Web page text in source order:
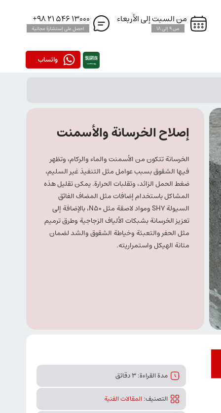
من السبت إلى الأربعاء
من 9 إلى 18
13000 546 21 98+
احصل على إستشارة مجانية
واتساب
إصلاح الخرسانة والأسمنت
الخرسانة تتكون من الأسمنت والماء والركام، وتظهر
فيها الشقوق بسبب عوامل مثل التنفيذ غير السليم،
ضغط الحمل الزائد، وتقلبات الحرارة. يمكن تقليل هذه
المشاكل باستخدام إضافات مثل المضاف الفائق
السيولة SH7 ومواد لاصقة مثل N50، بالإضافة إلى
تعزيز الخرسانة بشبكات الألياف الزجاجية وطرق ترميم
مثل الحفر والتعبئة وخياطة الشقوق والشد لضمان
متانة الهيكل واستمراريته.
مدة القراءة: 3 دقائق
التصنیف:المقالات الفنیة